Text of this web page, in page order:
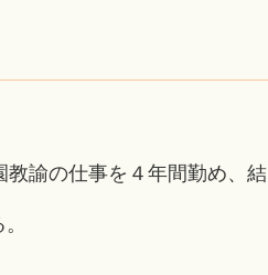
諭の仕事を４年間勤め、結